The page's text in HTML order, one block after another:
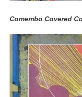
Comembo Covered